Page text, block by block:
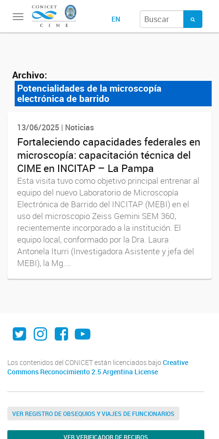
Toggle
navigation
EN
Archivo:
Potencialidades de la microscopía
electrónica de barrido
13/06/2025 | Noticias
Fortaleciendo capacidades federales en
microscopía: capacitación técnica del
CIME en INCITAP – La Pampa
Esta visita tuvo como objetivo principal entrenar al
equipo del nuevo Laboratorio de Microscopía
Electrónica de Barrido del INCITAP (MEBI) en el
uso del microscopio Zeiss Gemini SEM 360,
recientemente incorporado a la institución. El
equipo local, conformado por la Dra. Laura
Antonela Iturri (Investigadora Asistente y jefa del
MEBI), la Mg....
Twitter
Instagram
Facebook
Youtube
Los contenidos del CONICET están licenciados bajo Creative
Commons Reconocimiento 2.5 Argentina License
VER REGISTRO DE OBSEQUIOS Y VIAJES DE FUNCIONARIOS
VER VERIFICADOR DE RECIBOS